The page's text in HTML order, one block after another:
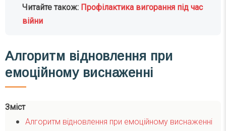
Читайте також: Профілактика вигорання під час
війни
Алгоритм відновлення при
емоційному виснаженні
Зміст
Алгоритм відновлення при емоційному виснаженні